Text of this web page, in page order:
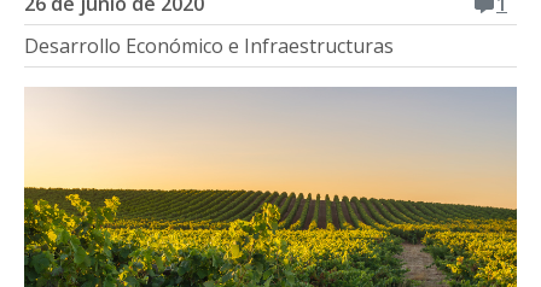
Desarrollo Económico e Infraestructuras